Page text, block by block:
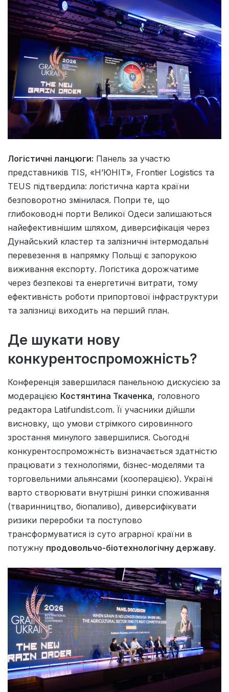
Логістичні ланцюги: Панель за участю
представників TIS, «Н’ЮНІТ», Frontier Logistics та
TEUS підтвердила: логістична карта країни
безповоротно змінилася. Попри те, що
глибоководні порти Великої Одеси залишаються
найефективнішим шляхом, диверсифікація через
Дунайський кластер та залізничні інтермодальні
перевезення в напрямку Польщі є запорукою
виживання експорту. Логістика дорожчатиме
через безпекові та енергетичні витрати, тому
ефективність роботи припортової інфраструктури
та залізниці виходить на перший план.
Де шукати нову
конкурентоспроможність?
Конференція завершилася панельною дискусією за
модерацією Костянтина Ткаченка, головного
редактора Latifundist.com. Її учасники дійшли
висновку, що умови стрімкого сировинного
зростання минулого завершилися. Сьогодні
конкурентоспроможність визначається здатністю
працювати з технологіями, бізнес-моделями та
торговельними альянсами (кооперацією). Україні
варто створювати внутрішні ринки споживання
(тваринництво, біопаливо), диверсифікувати
ризики переробки та поступово
трансформуватися із суто аграрної країни в
потужну продовольчо-біотехнологічну державу.